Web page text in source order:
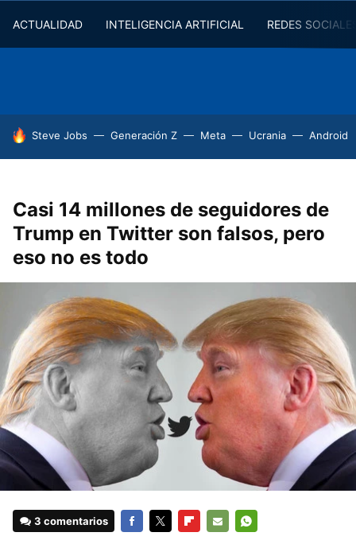
ACTUALIDAD INTELIGENCIA ARTIFICIAL REDES
HOY SE HABLA DE
Steve Jobs Generación Z Meta Ucrania Android
Casi 14 millones de seguidores de
Trump en Twitter son falsos, pero
eso no es todo
3 comentarios